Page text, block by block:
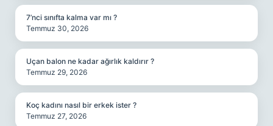
7’nci sınıfta kalma var mı ?
Temmuz 30, 2026
Uçan balon ne kadar ağırlık kaldırır ?
Temmuz 29, 2026
Koç kadını nasıl bir erkek ister ?
Temmuz 27, 2026